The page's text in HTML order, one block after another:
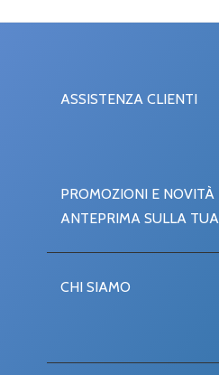
ASSISTENZA CLIENTI
PROMOZIONI E NOVITÀ
ANTEPRIMA SULLA
CHI SIAMO